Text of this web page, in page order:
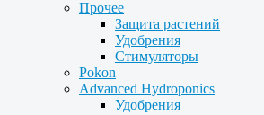
Прочее
Защита растений
Удобрения
Стимуляторы
Pokon
Advanced Hydroponics
Удобрения